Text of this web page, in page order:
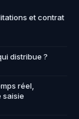
et contrat
distribue ?
réel,
saisie